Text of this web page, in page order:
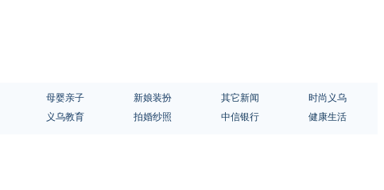
母婴亲子 新娘装扮 其它新闻
时尚义乌
义乌教育 拍婚纱照 中信银行 健康生活